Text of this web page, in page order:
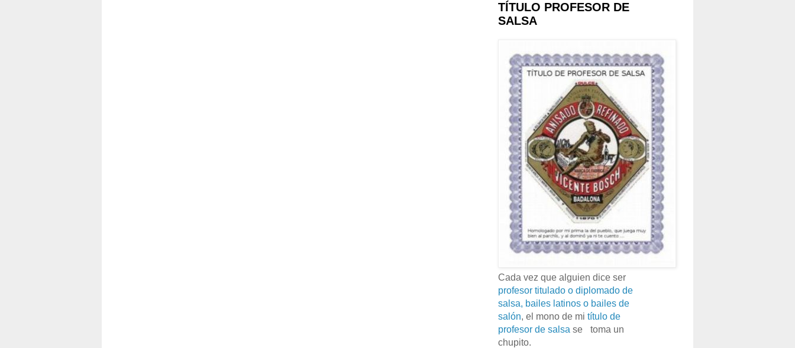
TÍTULO PROFESOR DE
SALSA
Cada vez que alguien dice ser
profesor titulado o diplomado de
salsa, bailes latinos o bailes de
salón, el mono de mi título de
profesor de salsa se
toma un
chupito.